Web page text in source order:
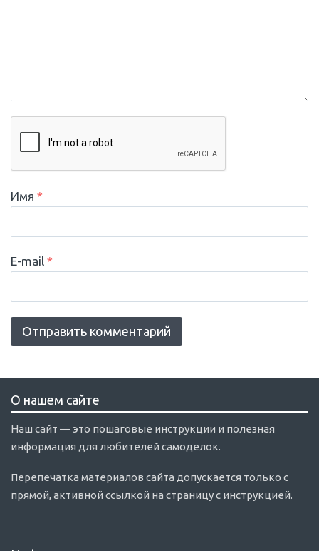
Имя *
E-mail *
О нашем сайте
Наш сайт — это пошаговые инструкции и полезная
информация для любителей самоделок.
Перепечатка материалов сайта допускается только с
прямой, активной ссылкой на страницу с инструкцией.